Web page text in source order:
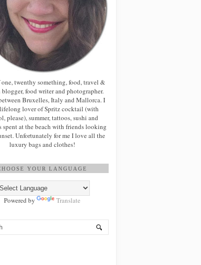
twenthy something, food, travel &
food writer and photographer.
Bruxelles, Italy and Mallorca. I
lover of Spritz cocktail (with
please), summer, tattoos, sushi and
spent at the beach with friends looking
Unfortunately for me I love all the
luxury bags and clothes!
YOUR LANGUAGE
Powered by Translate